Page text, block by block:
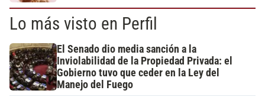
Lo más visto en Perfil
El Senado dio media sanción a la
Inviolabilidad de la Propiedad Privada: el
Gobierno tuvo que ceder en la Ley del
Manejo del Fuego